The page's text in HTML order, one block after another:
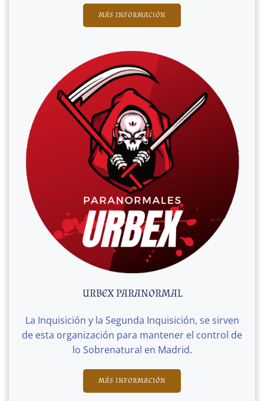
MÁS INFORMACIÓN
URBEX PARANORMAL
La Inquisición y la Segunda Inquisición, se sirven
de esta organización para mantener el control de
lo Sobrenatural en Madrid.
MÁS INFORMACIÓN